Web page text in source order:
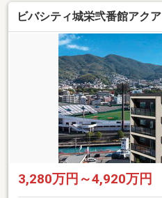
ビバシティ城栄弐番館アクア
3,280万円～4,920万円